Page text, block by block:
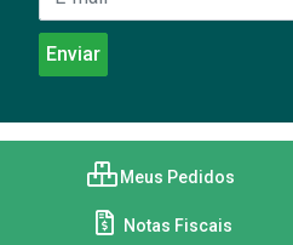
Meus Pedidos
Notas Fiscais